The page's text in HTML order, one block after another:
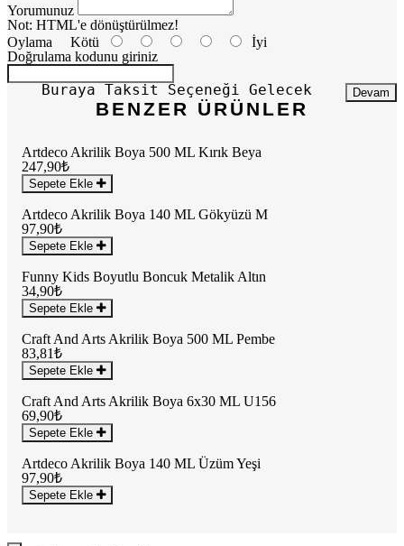
Yorumunuz
Not: HTML'e dönüştürülmez!
Oylama Kötü
İyi
Doğrulama kodunu giriniz
Devam
Buraya Taksit Seçeneği Gelecek
BENZER ÜRÜNLER
Artdeco Akrilik Boya 500 ML Kırık Beya
247,90₺
Sepete Ekle
Artdeco Akrilik Boya 140 ML Gökyüzü M
97,90₺
Sepete Ekle
Funny Kids Boyutlu Boncuk Metalik Altın
34,90₺
Sepete Ekle
Craft And Arts Akrilik Boya 500 ML Pembe
83,81₺
Sepete Ekle
Craft And Arts Akrilik Boya 6x30 ML U156
69,90₺
Sepete Ekle
Artdeco Akrilik Boya 140 ML Üzüm Yeşi
97,90₺
Sepete Ekle